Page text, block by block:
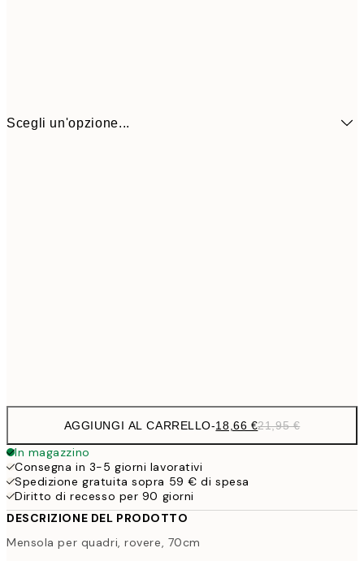
Scegli un'opzione...
AGGIUNGI AL CARRELLO-18,66 €21,95 €
In magazzino
Consegna in 3-5 giorni lavorativi
Spedizione gratuita sopra 59 € di spesa
Diritto di recesso per 90 giorni
DESCRIZIONE DEL PRODOTTO
Mensola per quadri, rovere, 70cm